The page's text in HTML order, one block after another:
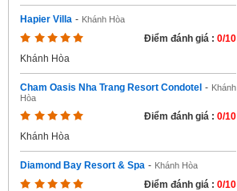
Hapier Villa - Khánh Hòa
Điểm đánh giá : 0/10
Khánh Hòa
Cham Oasis Nha Trang Resort Condotel - Khánh
Hòa
Điểm đánh giá : 0/10
Khánh Hòa
Diamond Bay Resort & Spa - Khánh Hòa
Điểm đánh giá : 0/10